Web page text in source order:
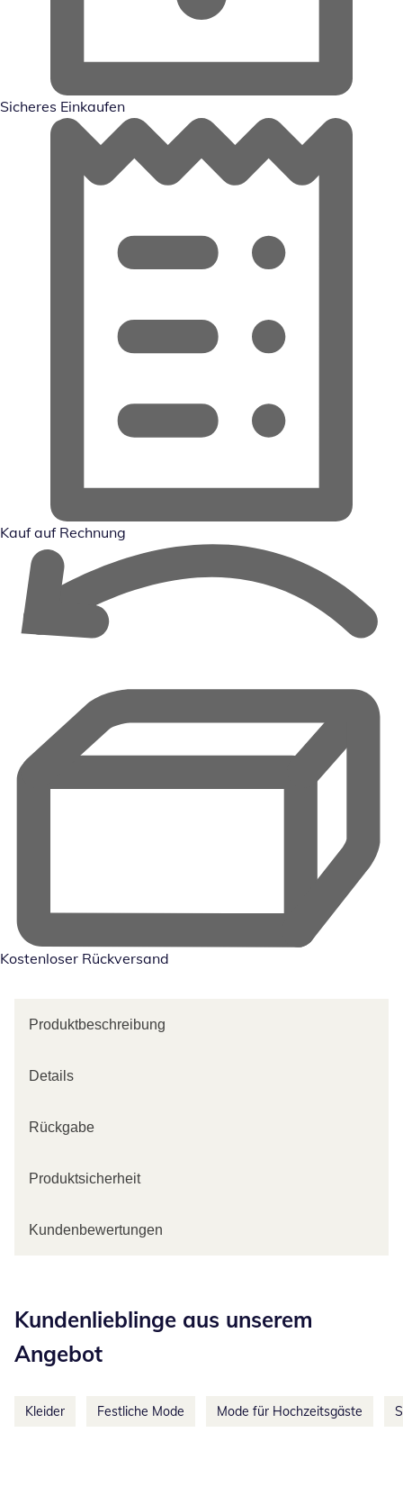
Sicheres Einkaufen
Kauf auf Rechnung
Kostenloser Rückversand
Produktbeschreibung
Details
Rückgabe
Produktsicherheit
Kundenbewertungen
Kundenlieblinge aus unserem
Angebot
Kleider Festliche Mode Mode für Hochzeitsgäste